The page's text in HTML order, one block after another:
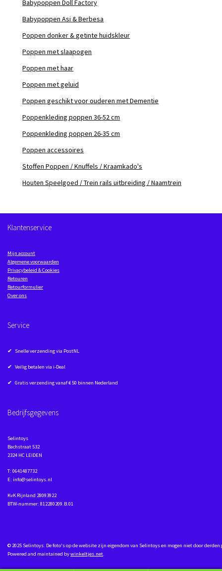
Babypoppen Doll Factory
Babypoppen Asi & Berbesa
Poppen donker & getinte huidskleur
Poppen met slaapogen
Poppen met haar
Poppen met geluid
Poppen geschikt voor ouderen met Dementie
Poppenkleding poppen 36-52 cm
Poppenkleding poppen 26-35 cm
Poppen accessoires
Stoffen Poppen / Knuffels / Kraamkado's
Houten Speelgoed / Trein rails uitbreiding / Naamtrein
Klantenservice
Mijn account
Algemene voorwaarden
Privacybeleid & Cookies
Retouren
Retourformulier
Over ons
Service
✔ Snelle verzending via PostNL
✔ Veilig betalen via i-Deal
✔ Gratis verzending vanaf € 50 binnen Nederland
Bedrijfsgegevens
Selintoys
Bachstraat 532
2324 HC LEIDEN
T: 0641487732
E: info@selintoys.nl
KvK Rijnland 28093922
BTW-nummer: 812280209.B.01
© 2025 Selintoys. De foto's op de website zijn eigendom van Selintoys en mogen niet door
Powered and maintained bywinkeltjes.net.